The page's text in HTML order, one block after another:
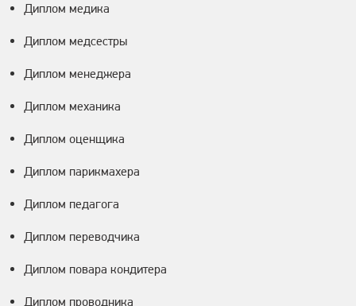
Диплом медика
Диплом медсестры
Диплом менеджера
Диплом механика
Диплом оценщика
Диплом парикмахера
Диплом педагога
Диплом переводчика
Диплом повара кондитера
Диплом проводника